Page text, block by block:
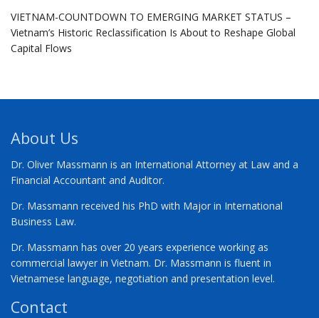
VIETNAM-COUNTDOWN TO EMERGING MARKET STATUS –
Vietnam’s Historic Reclassification Is About to Reshape Global
Capital Flows
About Us
Dr. Oliver Massmann is an International Attorney at Law and a
Financial Accountant and Auditor.
Dr. Massmann received his PhD with Major in International
Business Law.
Dr. Massmann has over 20 years experience working as
commercial lawyer in Vietnam. Dr. Massmann is fluent in
Vietnamese language, negotiation and presentation level.
Contact